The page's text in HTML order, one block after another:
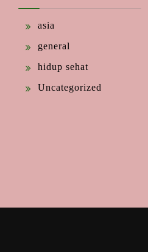
asia
general
hidup sehat
Uncategorized